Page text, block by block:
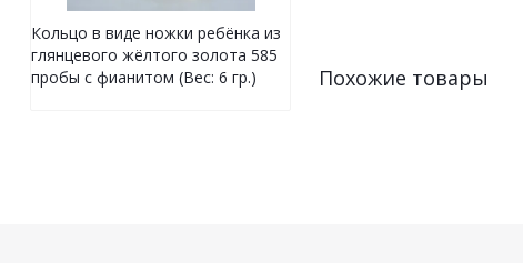
Похожие товары
Кольцо в виде ножки ребёнка из
глянцевого жёлтого золота 585
пробы с фианитом (Вес: 6 гр.)